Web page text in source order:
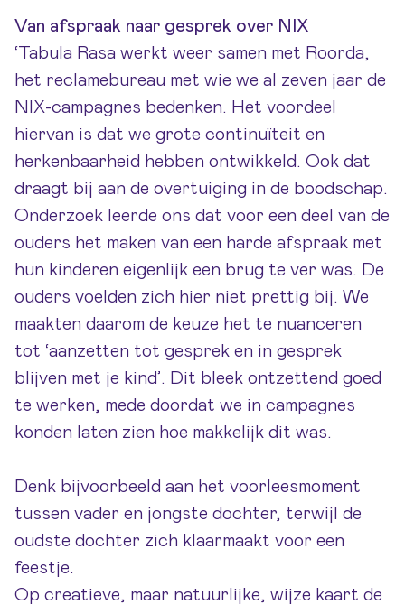
Van afspraak naar gesprek over NIX
‘Tabula Rasa werkt weer samen met Roorda,
het reclamebureau met wie we al zeven jaar de
NIX-campagnes bedenken. Het voordeel
hiervan is dat we grote continuïteit en
herkenbaarheid hebben ontwikkeld. Ook dat
draagt bij aan de overtuiging in de boodschap.
Onderzoek leerde ons dat voor een deel van de
ouders het maken van een harde afspraak met
hun kinderen eigenlijk een brug te ver was. De
ouders voelden zich hier niet prettig bij. We
maakten daarom de keuze het te nuanceren
tot ‘aanzetten tot gesprek en in gesprek
blijven met je kind’. Dit bleek ontzettend goed
te werken, mede doordat we in campagnes
konden laten zien hoe makkelijk dit was.
Denk bijvoorbeeld aan het voorleesmoment
tussen vader en jongste dochter, terwijl de
oudste dochter zich klaarmaakt voor een
feestje.
Op creatieve, maar natuurlijke, wijze kaart de